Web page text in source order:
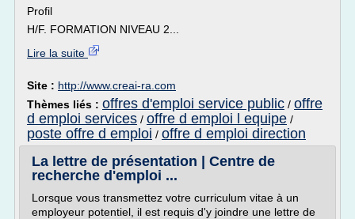
Profil
H/F. FORMATION NIVEAU 2...
Lire la suite
Site : http://www.creai-ra.com
Thèmes liés : offres d'emploi service public / offre
d emploi services / offre d emploi l equipe /
poste offre d emploi / offre d emploi direction
La lettre de présentation | Centre de
recherche d'emploi ...
Lorsque vous transmettez votre curriculum vitae à un
employeur potentiel, il est requis d'y joindre une lettre de